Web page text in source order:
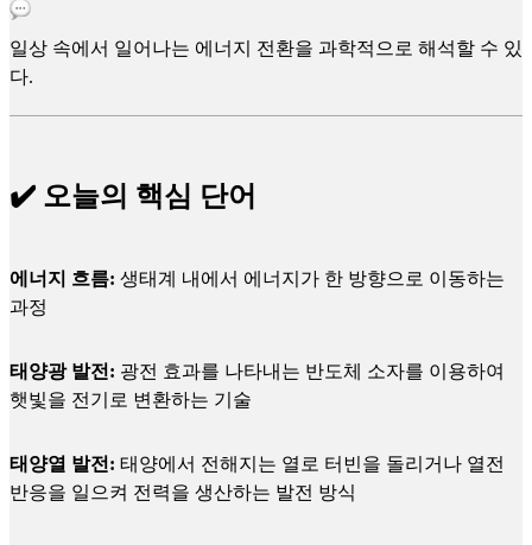
일상 속에서 일어나는 에너지 전환을 과학적으로 해석할 수 있
다.
✔️ 오늘의 핵심 단어
에너지 흐름: 생태계 내에서 에너지가 한 방향으로 이동하는
과정
태양광 발전: 광전 효과를 나타내는 반도체 소자를 이용하여
햇빛을 전기로 변환하는 기술
태양열 발전: 태양에서 전해지는 열로 터빈을 돌리거나 열전
반응을 일으켜 전력을 생산하는 발전 방식